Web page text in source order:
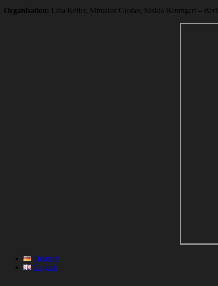
Organisation: Lilia Keller, Miroslav Großer, Saskia Baumgart –
Deutsch
English